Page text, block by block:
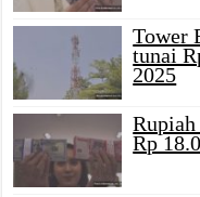
Tower
tunai
2025
Rp